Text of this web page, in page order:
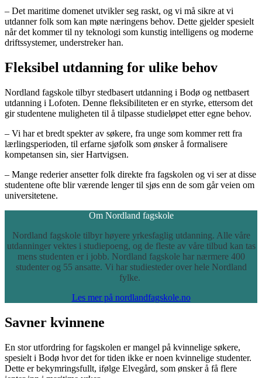
– Det maritime domenet utvikler seg raskt, og vi må sikre at vi
utdanner folk som kan møte næringens behov. Dette gjelder spesielt
når det kommer til ny teknologi som kunstig intelligens og moderne
driftssystemer, understreker han.
Fleksibel utdanning for ulike behov
Nordland fagskole tilbyr stedbasert utdanning i Bodø og nettbasert
utdanning i Lofoten. Denne fleksibiliteten er en styrke, ettersom det
gir studentene muligheten til å tilpasse studieløpet etter egne behov.
– Vi har et bredt spekter av søkere, fra unge som kommer rett fra
lærlingsperioden, til erfarne sjøfolk som ønsker å formalisere
kompetansen sin, sier Hartvigsen.
– Mange rederier ansetter folk direkte fra fagskolen og vi ser at disse
studentene ofte blir værende lenger til sjøs enn de som går veien om
universitetene.
Om Nordland fagskole
Nordland fagskole tilbyr høyere yrkesfaglig utdanning. Alle våre
utdanninger vektes i studiepoeng, og de fleste av våre tilbud kan tas
mens studenten er i jobb. Nordland fagskole har nærmere 400
studenter og 55 ansatte. Vi har studiesteder over hele Nordland
fylke.
Les mer på nordlandfagskole.no
Savner kvinnene
En stor utfordring for fagskolen er mangel på kvinnelige søkere,
spesielt i Bodø hvor det for tiden ikke er noen kvinnelige studenter.
Dette er bekymringsfullt, ifølge Elvegård, som ønsker å få flere